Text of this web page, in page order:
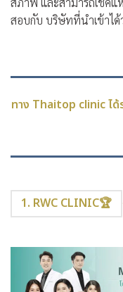
สอบกับ บริษัทที่นำเข้าไ
ทาง Thaitop clinic ไ
1. RWC CLINIC🏆